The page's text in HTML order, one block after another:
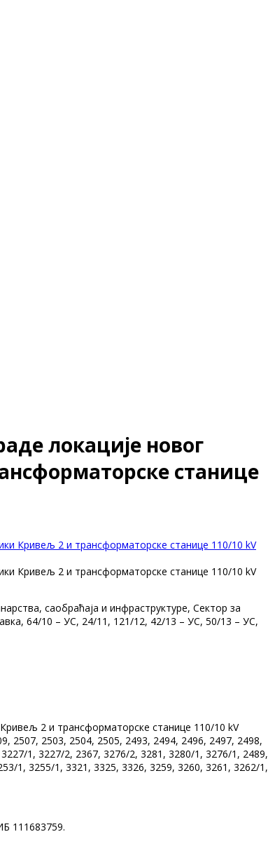
локације новог
станице
Кривељ 2 и трансформаторске станице 110/10 kV
Кривељ 2 и трансформаторске станице 110/10 kV
саобраћаја и инфраструктуре, Сектор за
64/10 – УС, 24/11, 121/12, 42/13 – УС, 50/13 – УС,
2 и трансформаторске станице 110/10 kV
2507, 2503, 2504, 2505, 2493, 2494, 2496, 2497, 2498,
1, 3227/2, 2367, 3276/2, 3281, 3280/1, 3276/1, 2489,
1, 3255/1, 3321, 3325, 3326, 3259, 3260, 3261, 3262/1,
111683759.